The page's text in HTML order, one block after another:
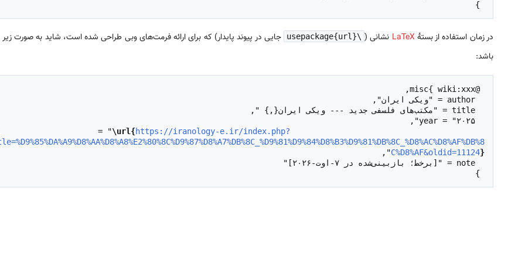
در زمان استفاده از بستهٔLaTeX نشانی ( \usepackage{url}
جایی در پیوند پایدار) که برای ارائه فرمت‌های وبی طراحی شده است، شاید به صورت
باشد:
\url{https://iranology-e.ir/index.php?
C%D8%AF&oldid=11124}